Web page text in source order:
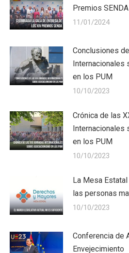
Premios SENDA
11/01/2024
Conclusiones
Internacionales
en los PUM
10/10/2023
Crónica de las
Internacionales
en los PUM
10/10/2023
La Mesa
las personas
10/10/2023
Conferencia de
Envejecimiento